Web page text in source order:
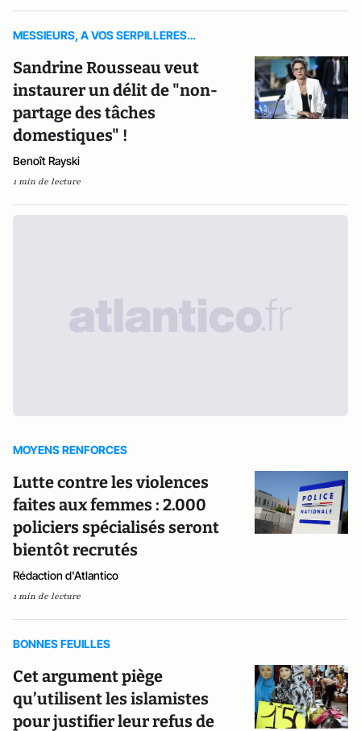
MESSIEURS, A VOS SERPILLERES…
Sandrine Rousseau veut
instaurer un délit de "non-
partage des tâches
domestiques" !
Benoît Rayski
1 min de lecture
MOYENS RENFORCES
Lutte contre les violences
faites aux femmes : 2.000
policiers spécialisés seront
bientôt recrutés
Rédaction d'Atlantico
1 min de lecture
BONNES FEUILLES
Cet argument piège
qu’utilisent les islamistes
pour justifier leur refus de